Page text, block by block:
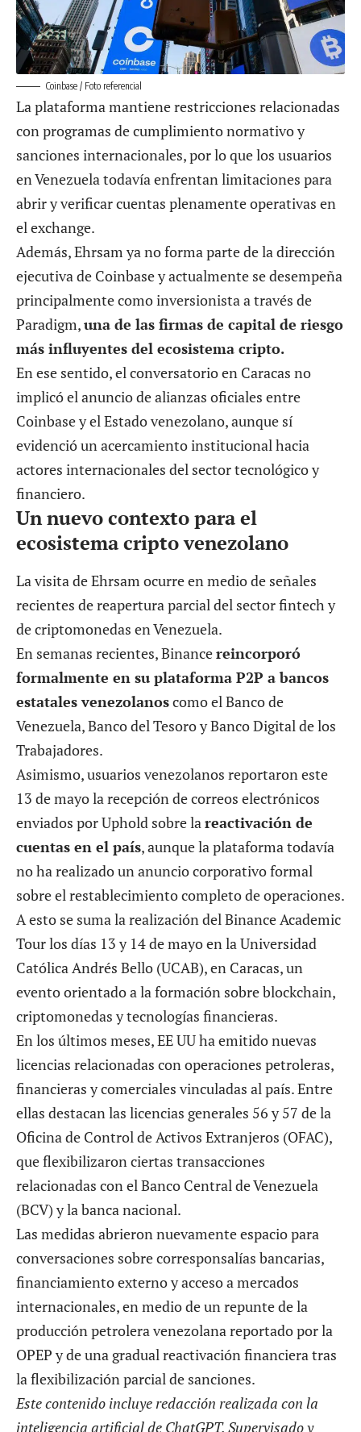
Coinbase / Foto referencial
La plataforma mantiene restricciones relacionadas
con programas de cumplimiento normativo y
sanciones internacionales, por lo que los usuarios
en Venezuela todavía enfrentan limitaciones para
abrir y verificar cuentas plenamente operativas en
el exchange.
Además, Ehrsam ya no forma parte de la dirección
ejecutiva de Coinbase y actualmente se desempeña
principalmente como inversionista a través de
Paradigm,una de las firmas de capital de riesgo
más influyentes del ecosistema cripto.
En ese sentido, el conversatorio en Caracas no
implicó el anuncio de alianzas oficiales entre
Coinbase y el Estado venezolano, aunque sí
evidenció un acercamiento institucional hacia
actores internacionales del sector tecnológico y
financiero.
Un nuevo contexto para el
ecosistema cripto venezolano
La visita de Ehrsam ocurre en medio de señales
recientes de reapertura parcial del sector fintech y
de criptomonedas en Venezuela.
En semanas recientes, Binancereincorporó
formalmente en su plataforma P2P a bancos
estatales venezolanoscomo el Banco de
Venezuela, Banco del Tesoro y Banco Digital de los
Trabajadores.
Asimismo, usuarios venezolanos reportaron este
13 de mayo la recepción de correos electrónicos
enviados por Uphold sobre lareactivación de
cuentas en el país, aunque la plataforma todavía
no ha realizado un anuncio corporativo formal
sobre el restablecimiento completo de operaciones.
A esto se suma la realización delBinance Academic
Tourlos días 13 y 14 de mayo en la Universidad
Católica Andrés Bello (UCAB), en Caracas, un
evento orientado a la formación sobre blockchain,
criptomonedas y tecnologías financieras.
En los últimos meses, EE UU ha emitido nuevas
licencias relacionadas con operaciones petroleras,
financieras y comerciales vinculadas al país. Entre
ellas destacan las licencias generales 56 y 57 de la
Oficina de Control de Activos Extranjeros (OFAC),
que flexibilizaron ciertas transacciones
relacionadas con el Banco Central de Venezuela
(BCV) y la banca nacional.
Las medidas abrieron nuevamente espacio para
conversaciones sobre corresponsalías bancarias,
financiamiento externo y acceso a mercados
internacionales, en medio de un repunte de la
producción petrolera venezolana reportado por la
OPEP y de una gradual reactivación financiera tras
la flexibilización parcial de sanciones.
Este contenido incluye redacción realizada con la
inteligencia artificial de ChatGPT. Supervisado y